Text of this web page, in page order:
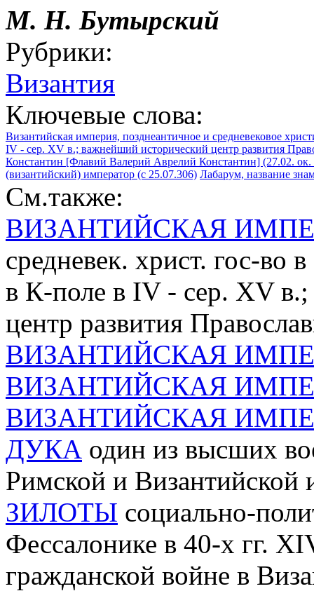
М. Н. Бутырский
Рубрики:
Византия
Ключевые слова:
Византийская империя, позднеантичное и средневековое
IV - сер. XV в.; важнейший исторический центр развития
Константин [Флавий Валерий Аврелий Константин] (27.02.
(византийский) император (с 25.07.306) Лабарум, название
См.также:
ВИЗАНТИЙСКАЯ
средневек. христ. гос-во
в К-поле в IV - сер. XV
центр развития
ВИЗАНТИЙСКАЯ
ВИЗАНТИЙСКАЯ
ВИЗАНТИЙСКАЯ
ДУКА один из высших
Римской и Византийской
ЗИЛОТЫ социально-
Фессалонике в 40-х гг.
гражданской войне в